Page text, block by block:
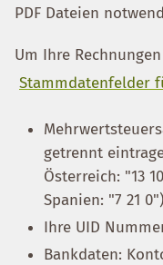
PDF Dateien
Um Ihre
Stammdatenfelder
getrennt
Österreich: "13
Spanien: "7 21 0")
Ihre UID
Bankdaten: